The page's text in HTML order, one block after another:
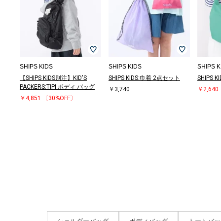
SHIPS KIDS
【SHIPS KIDS別注】KID'S
PACKERS:TIPI ボディ バッグ
￥4,851
〔30%OFF〕
SHIPS KIDS
SHIPS KIDS:巾着 2点セット
￥3,740
SHIPS
SHIPS
￥2,640